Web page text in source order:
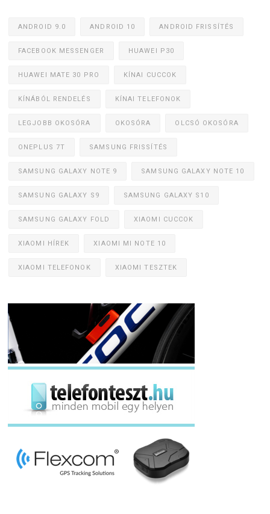
ANDROID 9.0 ANDROID 10 ANDROID FRISSÍTÉS
FACEBOOK MESSENGER HUAWEI P30
HUAWEI MATE 30 PRO KÍNAI CUCCOK
KÍNÁBÓL RENDELÉS KÍNAI TELEFONOK
LEGJOBB OKOSÓRA OKOSÓRA OLCSÓ OKOSÓRA
ONEPLUS 7T SAMSUNG FRISSÍTÉS
SAMSUNG GALAXY NOTE 9 SAMSUNG GALAXY NOTE 10
SAMSUNG GALAXY S9 SAMSUNG GALAXY S10
SAMSUNG GALAXY FOLD XIAOMI CUCCOK
XIAOMI HÍREK XIAOMI MI NOTE 10
XIAOMI TELEFONOK XIAOMI TESZTEK